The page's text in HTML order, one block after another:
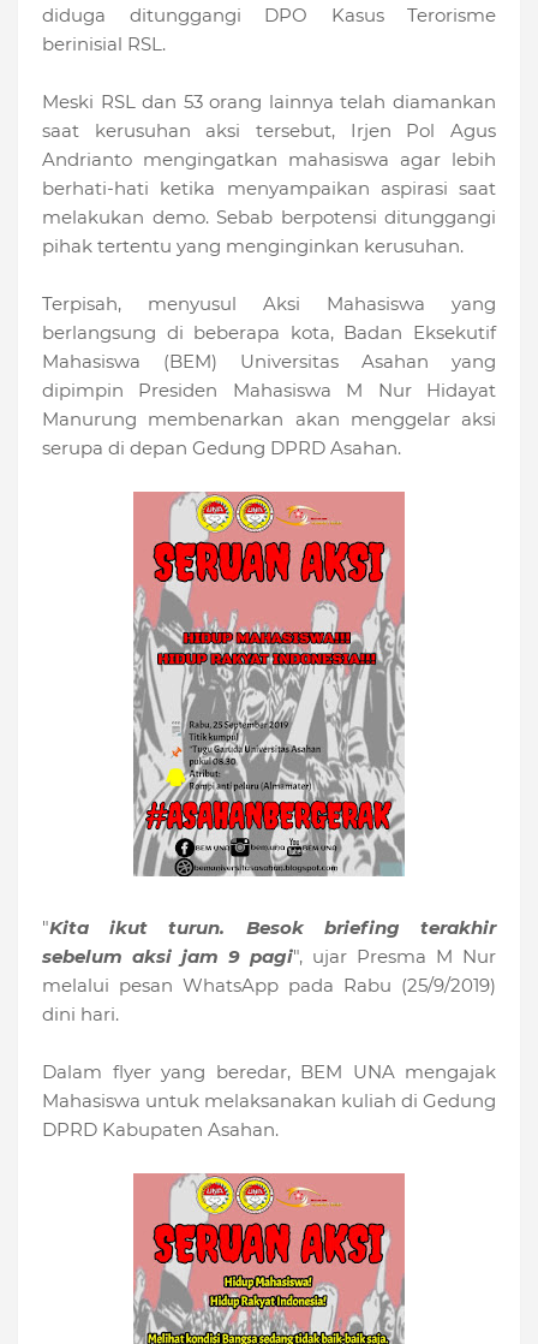
diduga ditunggangi DPO Kasus Terorisme
berinisial RSL.
Meski RSL dan 53 orang lainnya telah diamankan
saat kerusuhan aksi tersebut, Irjen Pol Agus
Andrianto mengingatkan mahasiswa agar lebih
berhati-hati ketika menyampaikan aspirasi saat
melakukan demo. Sebab berpotensi ditunggangi
pihak tertentu yang menginginkan kerusuhan.
Terpisah, menyusul Aksi Mahasiswa yang
berlangsung di beberapa kota, Badan Eksekutif
Mahasiswa (BEM) Universitas Asahan yang
dipimpin Presiden Mahasiswa M Nur Hidayat
Manurung membenarkan akan menggelar aksi
serupa di depan Gedung DPRD Asahan.
"Kita ikut turun. Besok briefing terakhir
sebelum aksi jam 9 pagi", ujar Presma M Nur
melalui pesan WhatsApp pada Rabu (25/9/2019)
dini hari.
Dalam flyer yang beredar, BEM UNA mengajak
Mahasiswa untuk melaksanakan kuliah di Gedung
DPRD Kabupaten Asahan.